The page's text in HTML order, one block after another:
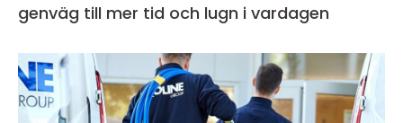
genväg till mer tid och lugn i vardagen